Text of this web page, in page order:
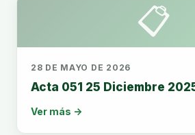
📋
28 DE MAYO DE 2026
Acta 051 25 Diciembre
Ver más →